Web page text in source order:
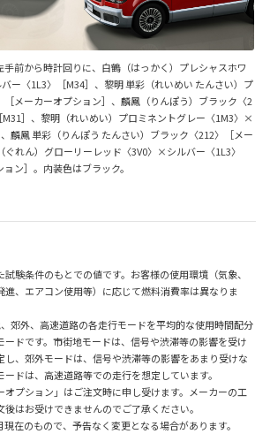
前から時計回りに、白鶴（はっかく）プレシャスホワ
ー〈1L3〉［M34］、黎明 単彩（れいめい たんさい）プ
［メーカーオプション］、麟鳳（りんぽう）ブラック〈2
］、黎明（れいめい）プロミネントグレー〈1M3〉×
麟鳳 単彩（りんぽう たんさい）ブラック〈212〉［メー
ぐれん）グローリーレッド〈3V0〉×シルバー〈1L3〉
ョン］。内装色はブラック。
験条件のもとでの値です。お客様の使用環境（気象、
、エアコン使用等）に応じて燃料消費率は異なりま
郊外、高速道路の各走行モードを平均的な使用時間配分
ードです。市街地モードは、信号や渋滞等の影響を受け
し、郊外モードは、信号や渋滞等の影響をあまり受けな
ドは、高速道路等での走行を想定しています。
プション」はご注文時に申し受けます。メーカーの工
はお受けできませんのでご了承ください。
在のもので、予告なく変更となる場合があります。